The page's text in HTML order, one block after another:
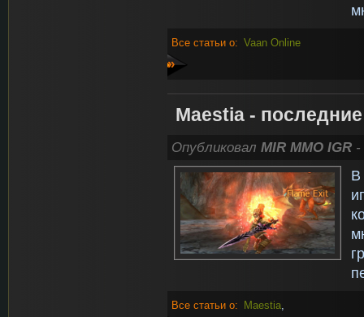
Все статьи о: Vaan Online
»
Maestia -
Опубликовал MIR MMO IGR -
В
Все статьи о: Maestia,